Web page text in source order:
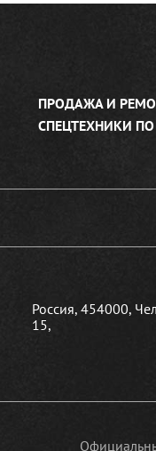
ПРОДАЖА И
СПЕЦТЕХНИКИ
Россия, 454000,
15,